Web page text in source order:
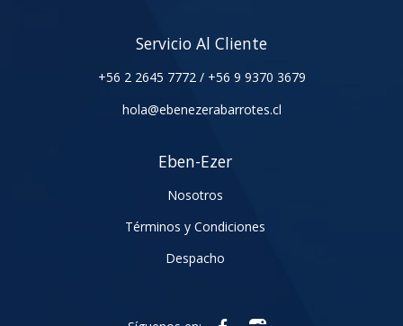
Servicio Al Cliente
+56 2 2645 7772 / +56 9 9370 3679
hola@ebenezerabarrotes.cl
Eben-Ezer
Nosotros
Términos y Condiciones
Despacho